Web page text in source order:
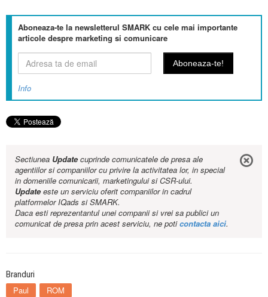
Aboneaza-te la newsletterul SMARK cu cele mai importante
articole despre marketing si comunicare
Info
Sectiunea Updatecuprinde comunicatele de presa ale
agentiilor si companiilor cu privire la activitatea lor, in special
in domeniile comunicarii, marketingului si CSR-ului.
Updateeste un serviciu oferit companiilor in cadrul
platformelor IQads si SMARK.
Daca esti reprezentantul unei companii si vrei sa publici un
comunicat de presa prin acest serviciu, ne poticontacta aici.
Branduri
Paul ROM